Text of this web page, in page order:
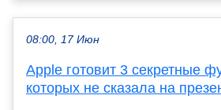
08:00, 17 Июн
Apple готовит 3 секретные
которых не сказала на